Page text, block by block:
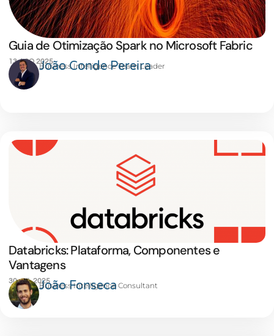
Guia de Otimização Spark no Microsoft Fabric
13 AGO 2025João Conde Pereira
Business Intelligence Team Leader
Databricks: Plataforma, Componentes e
Vantagens
30 JUL 2025João Fonseca
Business Intelligence Consultant